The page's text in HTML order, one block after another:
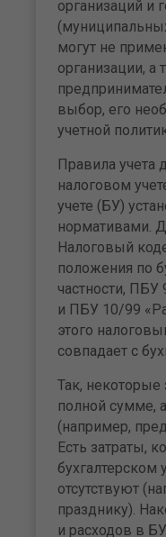
организаций и
могут не
организации, а
выбор, его
учетной
Правила учета
налоговом
учете (БУ)
нормативами.
Налоговый
положения по
частности,
и ПБУ 10/99
этого
совпадает с
Так,
полной сумме,
(например,
Есть затраты,
бухгалтерском
отсутствуют
празднику).
и расходов в